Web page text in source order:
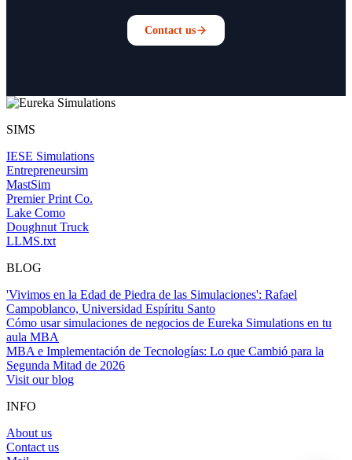
Contact us
SIMS
IESE Simulations
Entrepreneursim
MastSim
Premier Print Co.
Lake Como
Doughnut Truck
LLMS.txt
BLOG
'Vivimos en la Edad de Piedra de las Simulaciones': Rafael
Campoblanco, Universidad Espíritu Santo
Cómo usar simulaciones de negocios de Eureka Simulations en tu
aula MBA
MBA e Implementación de Tecnologías: Lo que Cambió para la
Segunda Mitad de 2026
Visit our blog
INFO
About us
Contact us